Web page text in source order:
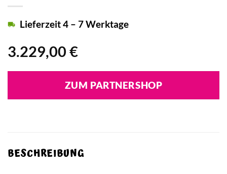
3.229,00 €
Lieferzeit 4 – 7 Werktage
ZUM PARTNERSHOP
BESCHREIBUNG